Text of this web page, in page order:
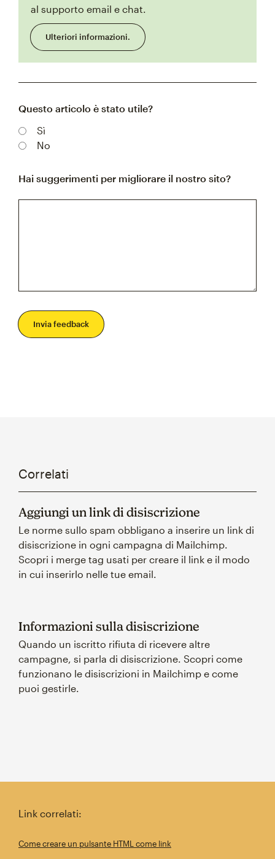
al supporto email e chat.
Ulteriori informazioni.
Questo articolo è stato utile?
Sì
No
Hai suggerimenti per migliorare il nostro sito?
Invia feedback
Correlati
Aggiungi un link di disiscrizione
Le norme sullo spam obbligano a inserire un link di
disiscrizione in ogni campagna di Mailchimp.
Scopri i merge tag usati per creare il link e il modo
in cui inserirlo nelle tue email.
Informazioni sulla disiscrizione
Quando un iscritto rifiuta di ricevere altre
campagne, si parla di disiscrizione. Scopri come
funzionano le disiscrizioni in Mailchimp e come
puoi gestirle.
Link correlati:
Come creare un pulsante HTML come link